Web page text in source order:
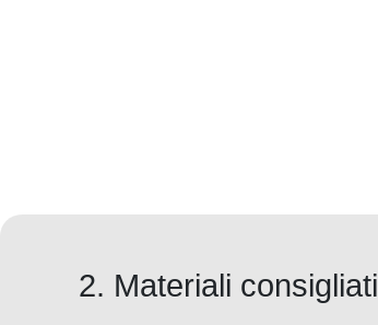
2. Materiali consigliati